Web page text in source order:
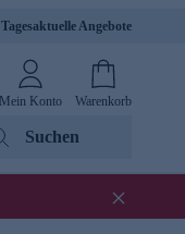
Tagesaktuelle Angebote
Mein Konto Warenkorb
Suchen